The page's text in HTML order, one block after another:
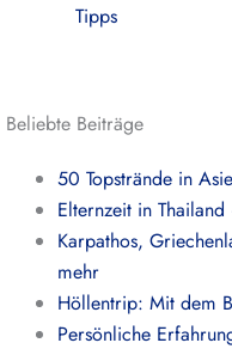
Tipps
Beliebte Beiträge
50 Topstrände in
Elternzeit in
Karpathos,
mehr
Höllentrip: Mit dem
Persönliche